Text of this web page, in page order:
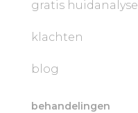
gratis huidanalyse
klachten
blog
behandelingen